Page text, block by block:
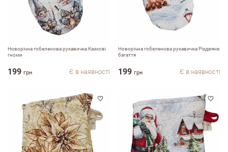
Новорічна гобеленова рукавичка Казкові
гноми
199 грн Є в наявності
Новорічна гобеленова рукавичка Різдвяне
багаття
199 грн Є в наявності